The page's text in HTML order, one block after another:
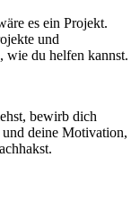
es ein Projekt.
und
wie du helfen kannst.
bewirb dich
und deine Motivation,